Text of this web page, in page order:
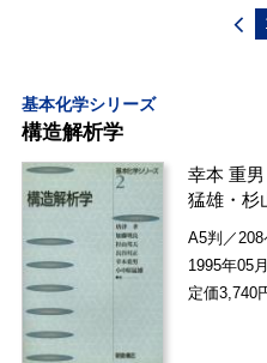
基本化学シリーズ
構造解析学
幸本 重男
猛雄 ・杉
A5判／208
1995年05
定価3,740